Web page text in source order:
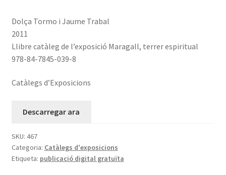
Dolça Tormo i Jaume Trabal
2011
Llibre catàleg de l’exposició Maragall, terrer espiritual
978-84-7845-039-8
Catàlegs d’Exposicions
Descarregar ara
SKU: 467
Categoria: Catàlegs d'exposicions
Etiqueta: publicació digital gratuïta